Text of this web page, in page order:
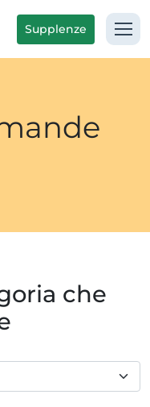
Supplenze
che